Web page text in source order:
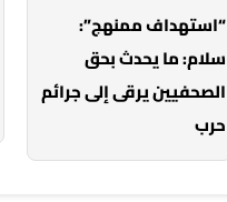
“استهداف ممنهج”:
سلام: ما يحدث بحق
الصحفيين يرقى إلى جرائم
حرب